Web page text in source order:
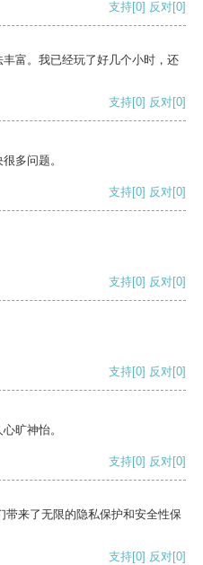
支持[0] 反对[0]
富。我已经玩了好几个小时，还
支持[0] 反对[0]
多问题。
支持[0] 反对[0]
支持[0] 反对[0]
支持[0] 反对[0]
旷神怡。
支持[0] 反对[0]
来了无限的隐私保护和安全性保
支持[0] 反对[0]